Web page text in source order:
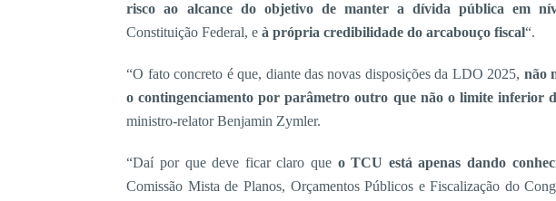
risco ao alcance do objetivo de manter a dívida pública em
Constituição Federal, eà própria credibilidade do arcabouço fiscal“.
“O fato concreto é que, diante das novas disposições da LDO 2025, não
o contingenciamento por parâmetro outro que não o limite inferior
ministro-relator Benjamin Zymler.
“Daí por que deve ficar claro que o TCU está apenas dando
Comissão Mista de Planos, Orçamentos Públicos e Fiscalização do